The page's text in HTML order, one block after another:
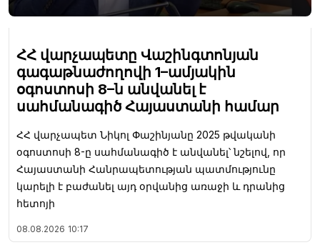
ՀՀ վարչապետը Վաշինգտոնյան
գագաթնաժողովի 1–ամյակին
օգոստոսի 8–ն անվանել է
սահմանագիծ Հայաստանի համար
ՀՀ վարչապետ Նիկոլ Փաշինյանը 2025 թվականի
օգոստոսի 8-ը սահմանագիծ է անվանել՝ նշելով, որ
Հայաստանի Հանրապետության պատմությունը
կարելի է բաժանել այդ օրվանից առաջի և դրանից
հետոյի
08.08.2026 10:17